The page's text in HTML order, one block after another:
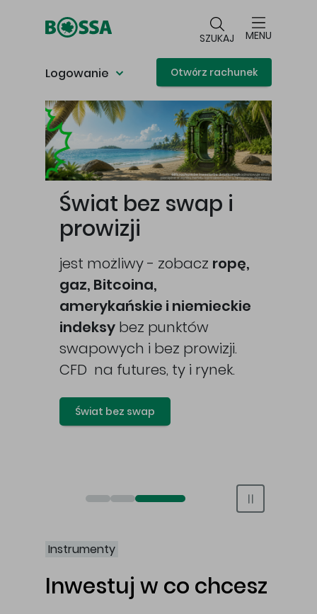
SZUKAJ MENU
Logowanie Otwórz rachunek
Główna treść
Świat bez swap i
prowizji
jest możliwy - zobacz ropę,
gaz, Bitcoina,
amerykańskie i niemieckie
indeksy bez punktów
swapowych i bez prowizji.
CFD na futures, ty i rynek.
Świat bez swap
Otwórz rachunek maklerski online
Otwórz konto IKE/IKZE
Świat bez swap i prowizji
Instrumenty
Inwestuj w co chcesz